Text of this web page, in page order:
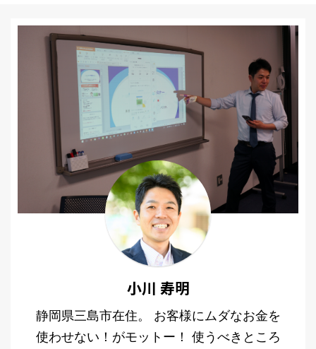
小川 寿明
静岡県三島市在住。 お客様にムダなお金を
使わせない！がモットー！ 使うべきところ